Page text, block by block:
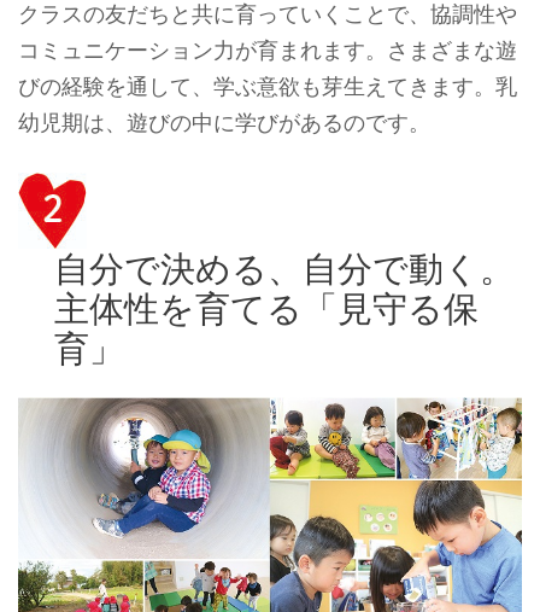
クラスの友だちと共に育っていくことで、 協調性や
コミュニケーション力が育 まれます。 さまざまな遊
びの経験を通して、学ぶ意欲も芽生えて きます。 乳
幼児期は、遊びの中に学びがあるのです。
自分で決める、自分で動く。
主体性を育てる「見守る保
育」